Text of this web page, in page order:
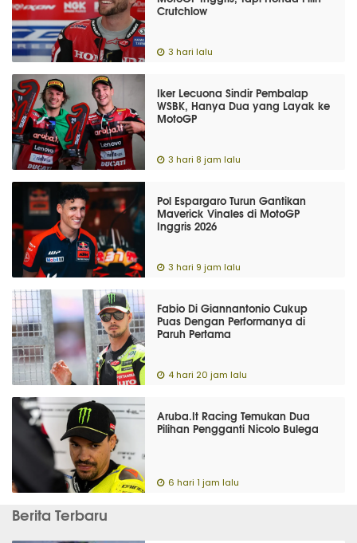
Crutchlow
3 hari lalu
Iker Lecuona Sindir Pembalap
WSBK, Hanya Dua yang Layak ke
MotoGP
3 hari 8 jam lalu
Pol Espargaro Turun Gantikan
Maverick Vinales di MotoGP
Inggris 2026
3 hari 9 jam lalu
Fabio Di Giannantonio Cukup
Puas Dengan Performanya di
Paruh Pertama
4 hari 20 jam lalu
Aruba.It Racing Temukan Dua
Pilihan Pengganti Nicolo Bulega
6 hari 1 jam lalu
Berita Terbaru